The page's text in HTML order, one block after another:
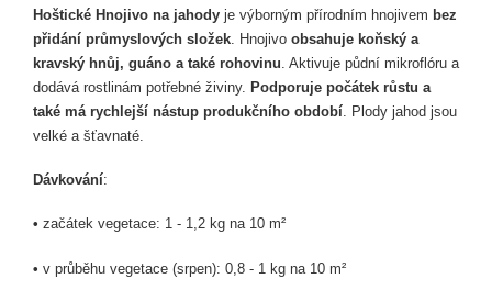
Hoštické Hnojivo na jahody je výborným přírodním hnojivem bez
přidání průmyslových složek. Hnojivo obsahuje koňský a
kravský hnůj, guáno a také rohovinu. Aktivuje půdní mikroflóru a
dodává rostlinám potřebné živiny. Podporuje počátek růstu a
také má rychlejší nástup produkčního období. Plody jahod jsou
velké a šťavnaté.
Dávkování:
• začátek vegetace: 1 - 1,2 kg na 10 m²
• v průběhu vegetace (srpen): 0,8 - 1 kg na 10 m²